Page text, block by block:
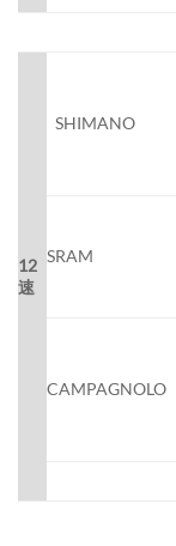
12
速
SHIMANO
SRAM
CAMPAGNOLO